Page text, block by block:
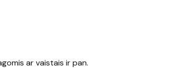
ar vaistais ir pan.